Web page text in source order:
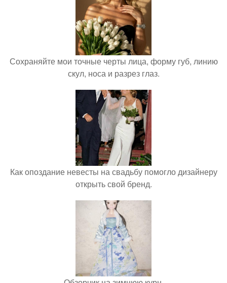
Сохраняйте мои точные черты лица, форму губ, линию
скул, носа и разрез глаз.
Как опоздание невесты на свадьбу помогло дизайнеру
открыть свой бренд.